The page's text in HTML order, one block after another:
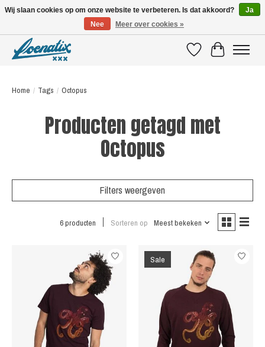
VerlanglijstWinkelwagen
Home / Tags / Octopus
Producten getagd met
Octopus
Filters weergeven
6 producten Sorteren op Meest bekeken
Sale
Wij slaan cookies op om onze website te verbeteren. Is dat akkoord?
Ja
Nee
Meer over cookies »